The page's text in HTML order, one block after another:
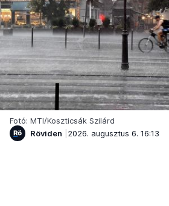
Fotó: MTI/Koszticsák Szilárd
Röviden
2026. augusztus 6. 16:13